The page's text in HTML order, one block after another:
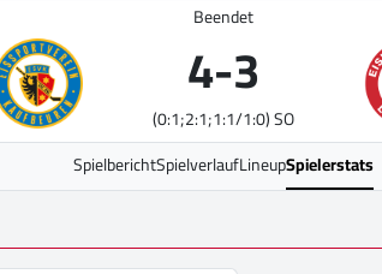
Beendet
4-3
(0:1;2:1;1:1/1:0) SO
SpielberichtSpielverlaufLineupSpielerstats